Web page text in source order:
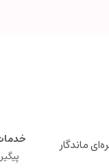
ماندگار